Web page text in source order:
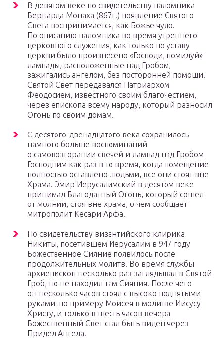
В девятом веке по свидетельству паломника
Бернарда Монаха (867г.) появление Святого
Света воспринимается, как Божье чудо.
По описанию паломника во время утреннего
церковного служения, как только по уставу
церкви было произнесено «Господи, помилуй»
лампады, расположенные над Гробом,
зажигались ангелом, без посторонней помощи.
Святой Свет передавался Патриархом
Феодосием, известного своим благочестием,
через епископа всему народу, который разносил
Огонь по своим домам.
С десятого-двенадцатого века сохранилось
намного больше воспоминаний
о самовозгорании свечей и лампад над Гробом
Господним как раз в то время, когда помещение
полностью оставлено людьми, все они стоят вне
Храма. Эмир Иерусалимский в десятом веке
принимал Благодатный Огонь, который сошел
от молнии, стоя вне храма, о чем сообщает
митрополит Кесари Арфа.
По свидетельству византийского клирика
Никиты, посетившем Иерусалим в 947 году
Божественное Сияние появилось после
продолжительных молитв. Во время службы
архиепископ несколько раз заглядывал в Святой
Гроб, но не находил там Сияния. После чего
он несколько часов стоял с высоко поднятыми
руками, по примеру Моисея в молитве Иисусу
Христу, и только в шесть часов вечера
Божественный Свет стал быть виден через
Придел Ангела.